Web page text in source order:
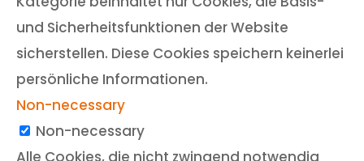
und Sicherheitsfunktionen der Website
sicherstellen. Diese Cookies speichern keinerlei
persönliche Informationen.
Non-necessary
Non-necessary
Alle Cookies, die nicht zwingend notwendig